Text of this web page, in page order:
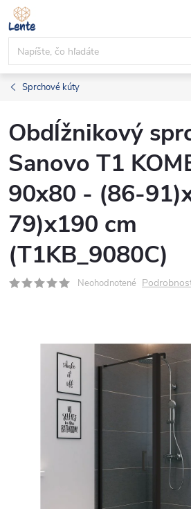
Prejsť
na
obsah
Sprchové kúty
Obdĺžnikový
Sanovo T1
90x80 - (86-
79)x190 cm
(T1KB_9080C)
Neohodnotené